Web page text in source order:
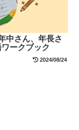
中さん、年長さ
ークブック
2024/08/24